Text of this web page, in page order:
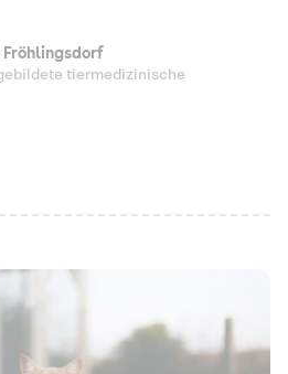
Fröhlingsdorf
tiermedizinische